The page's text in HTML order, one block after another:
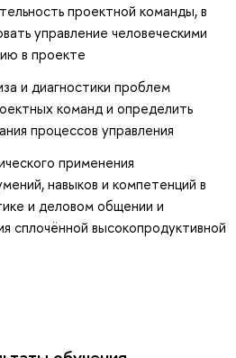
проектной команды, в
управление человеческими
в проекте
и диагностики проблем
команд и определить
процессов управления
применения
навыков и компетенций в
и деловом общении и
сплочённой высокопродуктивной